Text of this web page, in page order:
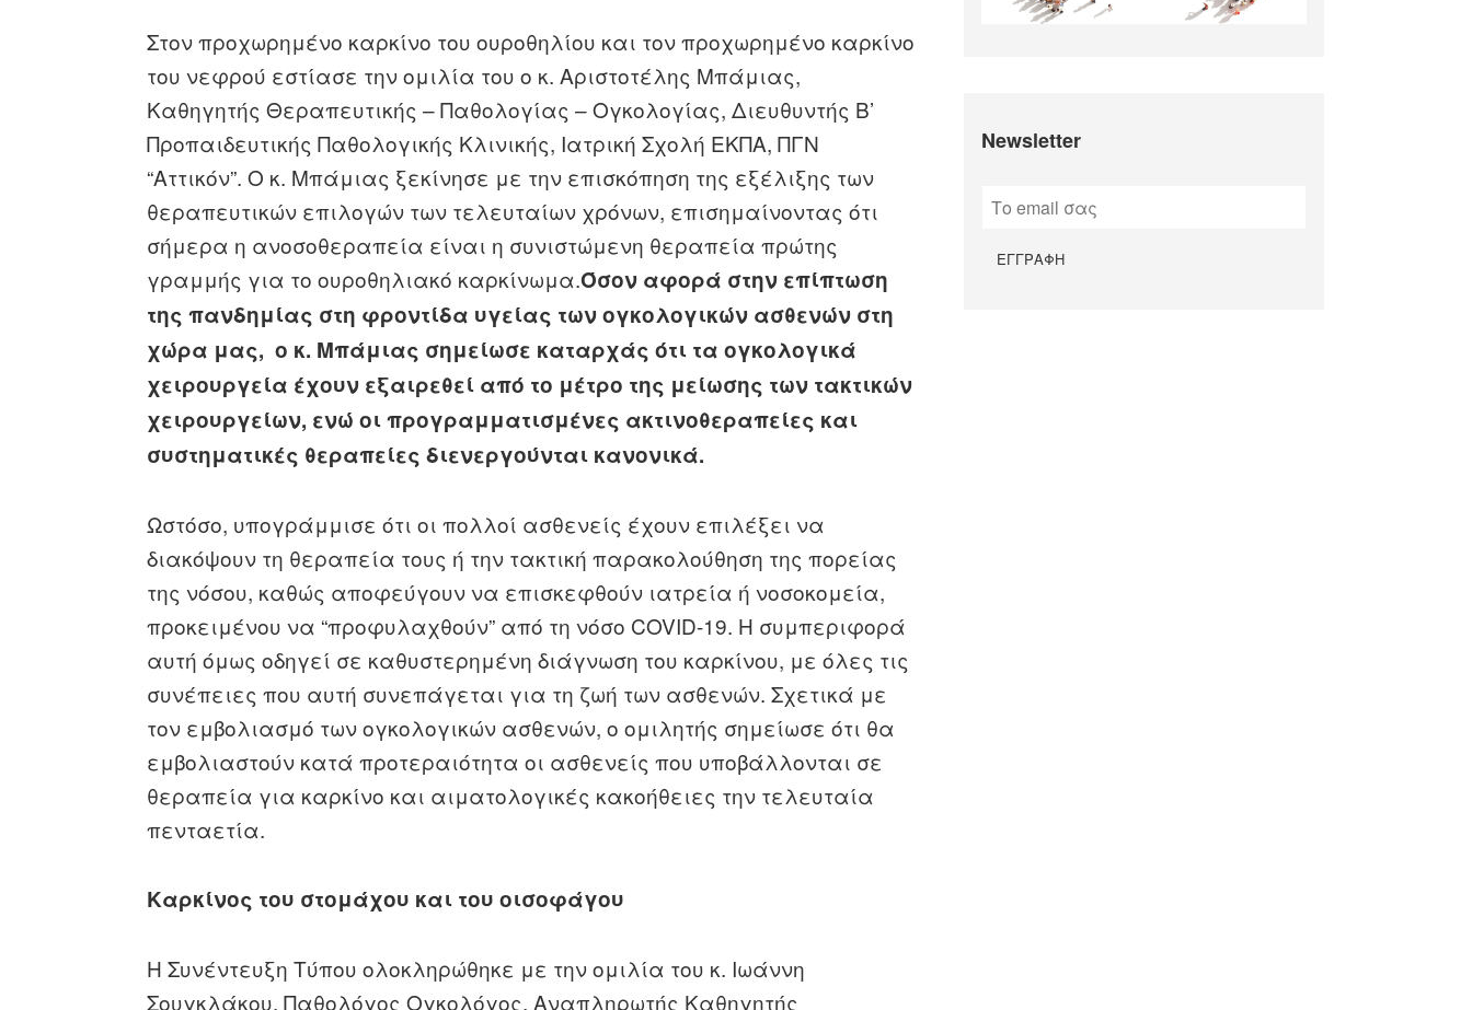
Στον προχωρημένο καρκίνο του ουροθηλίου και τον προχωρημένο καρκίνο
του νεφρού εστίασε την ομιλία του ο κ. Αριστοτέλης Μπάμιας,
Καθηγητής Θεραπευτικής – Παθολογίας – Ογκολογίας, Διευθυντής Β’
Προπαιδευτικής Παθολογικής Κλινικής, Ιατρική Σχολή ΕΚΠΑ, ΠΓΝ
“Αττικόν”. Ο κ. Μπάμιας ξεκίνησε με την επισκόπηση της εξέλιξης των
θεραπευτικών επιλογών των τελευταίων χρόνων, επισημαίνοντας ότι
σήμερα η ανοσοθεραπεία είναι η συνιστώμενη θεραπεία πρώτης
γραμμής για το ουροθηλιακό καρκίνωμα.Όσον αφορά στην επίπτωση
της πανδημίας στη φροντίδα υγείας των ογκολογικών ασθενών στη
χώρα μας, ο κ. Μπάμιας σημείωσε καταρχάς ότι τα ογκολογικά
χειρουργεία έχουν εξαιρεθεί από το μέτρο της μείωσης των τακτικών
χειρουργείων, ενώ οι προγραμματισμένες ακτινοθεραπείες και
συστηματικές θεραπείες διενεργούνται κανονικά.
Ωστόσο, υπογράμμισε ότι οι πολλοί ασθενείς έχουν επιλέξει να
διακόψουν τη θεραπεία τους ή την τακτική παρακολούθηση της πορείας
της νόσου, καθώς αποφεύγουν να επισκεφθούν ιατρεία ή νοσοκομεία,
προκειμένου να “προφυλαχθούν” από τη νόσο COVID-19. Η συμπεριφορά
αυτή όμως οδηγεί σε καθυστερημένη διάγνωση του καρκίνου, με όλες τις
συνέπειες που αυτή συνεπάγεται για τη ζωή των ασθενών. Σχετικά με
τον εμβολιασμό των ογκολογικών ασθενών, ο ομιλητής σημείωσε ότι θα
εμβολιαστούν κατά προτεραιότητα οι ασθενείς που υποβάλλονται σε
θεραπεία για καρκίνο και αιματολογικές κακοήθειες την τελευταία
πενταετία.
Καρκίνος του στομάχου και του οισοφάγου
Η Συνέντευξη Τύπου ολοκληρώθηκε με την ομιλία του κ. Ιωάννη
Σουγκλάκου, Παθολόγος Ογκολόγος, Αναπληρωτής Καθηγητής
Newsletter